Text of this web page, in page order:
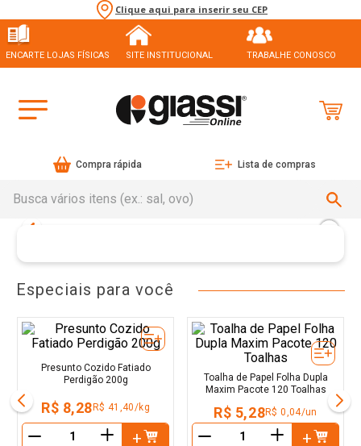
Clique aqui para inserir seu CEP
ENCARTE LOJAS FÍSICAS SITE INSTITUCIONAL TRABALHE CONOSCO
Compra rápida Lista de compras
Especiais para você
Presunto Cozido Fatiado
Perdigão 200g
R$ 8,28 R$ 41,40/kg
＋
Toalha de Papel Folha Dupla
Maxim Pacote 120 Toalhas
R$ 5,28R$ 0,04/un
＋